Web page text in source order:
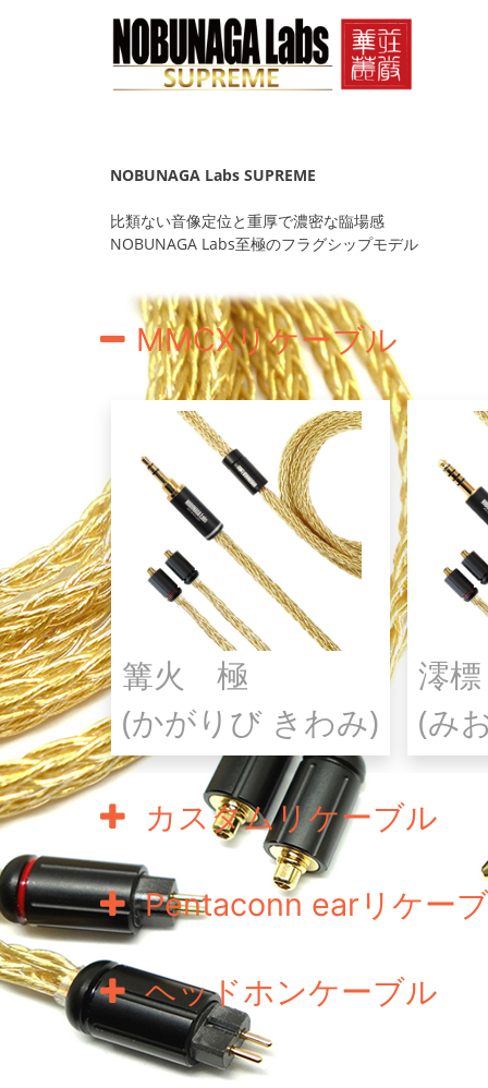
NOBUNAGA Labs SUPREME
比類ない音像定位と重厚で濃密な臨場感
NOBUNAGA Labs至極のフラグシップモデル
MMCXリケーブル
篝火 極
(かがりび きわみ)
澪
(み
カスタムリケーブル
Pentaconn earリケー
ヘッドホンケーブル